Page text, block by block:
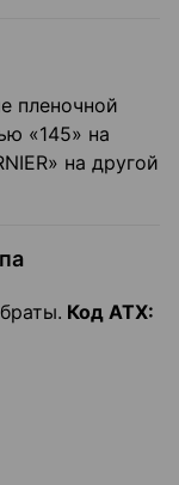
пленочной
«145» на
на другой
Код ATX: